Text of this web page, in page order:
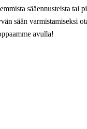
sääennusteista tai
sään varmistamiseksi
avulla!